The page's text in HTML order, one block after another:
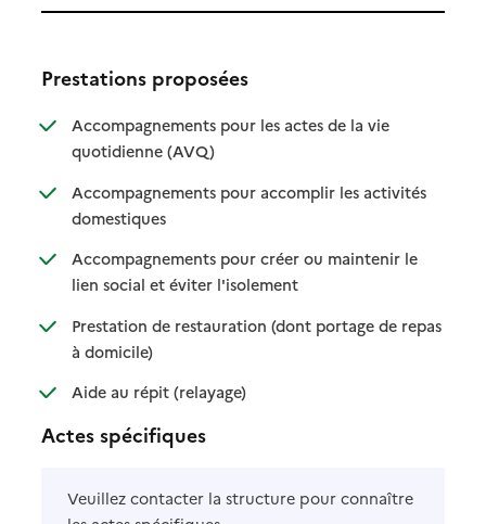
Prestations proposées
Accompagnements pour les actes de la vie
quotidienne (AVQ): disponible
: non disponible
Accompagnements pour accomplir les activités
domestiques: disponible
: non disponible
Accompagnements pour créer ou maintenir le
lien social et éviter l'isolement: disponible
: non disponible
Prestation de restauration (dont portage de repas
à domicile): disponible
: non disponible
Aide au répit (relayage): disponible
: non disponible
Actes spécifiques
Veuillez contacter la structure pour connaître